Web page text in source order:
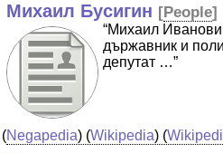
Михаил Бусигин [People]
“Михаил
държавник и
депутат …”
(Negapedia) (Wikipedia) (